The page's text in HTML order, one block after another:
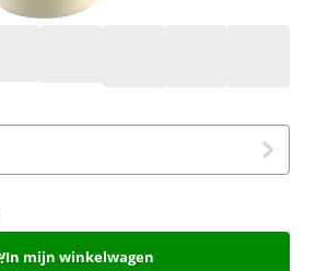
In mijn winkelwagen